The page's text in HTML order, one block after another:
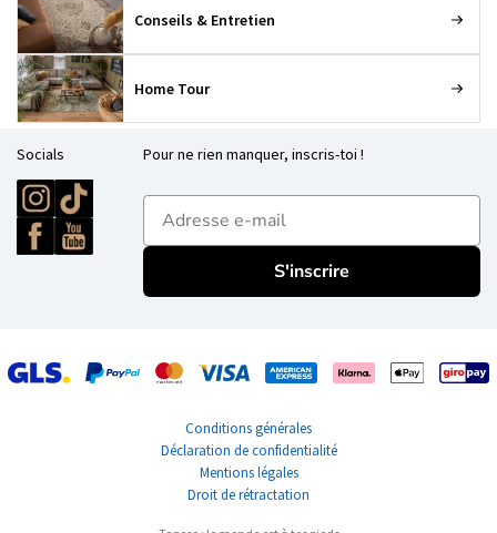
Conseils & Entretien
Home Tour
Socials Pour ne rien manquer, inscris-toi !
E-mailadres
S'inscrire
Conditions générales
Déclaration de confidentialité
Mentions légales
Droit de rétractation